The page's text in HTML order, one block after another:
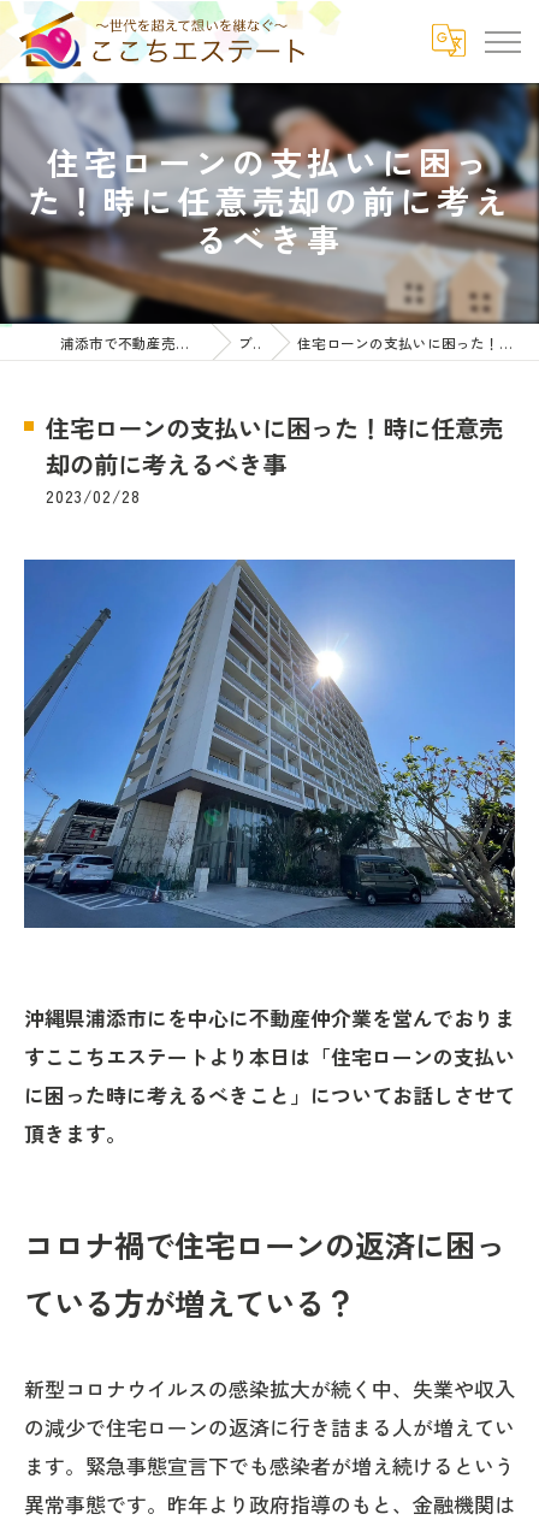
住宅ローンの支払いに困っ
た！時に任意売却の前に考え
るべき事
浦添市で不動産売却ならここちエステート ブログ 住宅ローンの支払いに困った！時に任意売却の前に考えるべき事
住宅ローンの支払いに困った！時に任意売
却の前に考えるべき事
2023/02/28
沖縄県浦添市にを中心に不動産仲介業を営んでおりま
すここちエステートより本日は「住宅ローンの支払い
に困った時に考えるべきこと」についてお話しさせて
頂きます。
コロナ禍で住宅ローンの返済に困っ
ている方が増えている？
新型コロナウイルスの感染拡大が続く中、失業や収入
の減少で住宅ローンの返済に行き詰まる人が増えてい
ます。緊急事態宣言下でも感染者が増え続けるという
異常事態です。昨年より政府指導のもと、金融機関は